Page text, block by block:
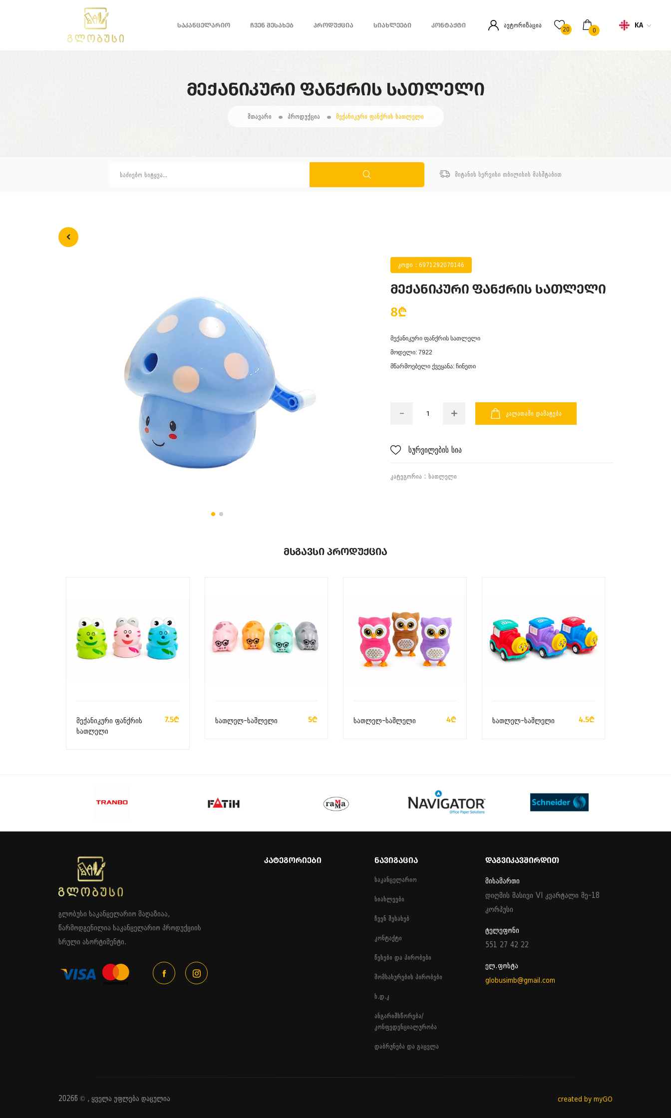
ᲡᲐᲙᲐᲜᲪᲔᲚᲐᲠᲘᲝ ᲩᲕᲔᲜ ᲨᲔᲡᲐᲮᲔᲑ ᲞᲠᲝᲓᲣᲥᲪᲘᲐ ᲡᲘᲐᲮᲚᲔᲔᲑᲘ ᲙᲝᲜᲢᲐᲥᲢᲘ ავტორიზაცია 20 0
KA
ᲛᲔᲥᲐᲜᲘᲙᲣᲠᲘ ᲤᲐᲜᲥᲠᲘᲡ ᲡᲐᲗᲚᲔᲚᲘ
მთავარი პროდუქცია მექანიკური ფანქრის სათლელი
მიტანის სერვისი თბილისის მასშტაბით
კოდი : 6971292070146
მექანიკური ფანქრის სათლელი
8₾
მექანიკური ფანქრის სათლელი
მოდელი: 7922
მწარმოებელი ქვეყანა: ჩინეთი
ᲙᲐᲚᲐᲗᲐᲨᲘ ᲓᲐᲛᲐᲢᲔᲑᲐ
სურვილების სია
ᲙᲐᲢᲔᲒᲝᲠᲘᲐ : ᲡᲐᲗᲚᲔᲚᲘ
Მსგავსი Პროდუქცია
მექანიკური ფანქრის
სათლელი
7.5₾ სათლელ-საშლელი 5₾ სათლელ-საშლელი 4₾ სათლელ-საშლელი 4.5₾
გლობუსი საკანცელარიო მაღაზიაა,
წარმოდგენილია საკანცელარიო პროდუქციის
სრული ასორტიმენტი.
ᲙᲐᲢᲔᲒᲝᲠᲘᲔᲑᲘ ᲜᲐᲕᲘᲒᲐᲪᲘᲐ
საკანცელარიო
სიახლეები
ჩვენ შესახებ
კონტაქტი
წესები და პირობები
მომსახურების პირობები
ხ.დ.კ
ანგარიშსწორება/
კონფედენციალურობა
დაბრუნება და გაცვლა
ᲓᲐᲒᲕᲘᲙᲐᲕᲨᲘᲠᲓᲘᲗ
მისამართი
დიღმის მასივი VI კვარტალი მე-18
კორპუსი
ტელეფონი
551 27 42 22
ელ.ფოსტა
globusimb@gmail.com
2026წ © , ყველა უფლება დაცულია created by myGO